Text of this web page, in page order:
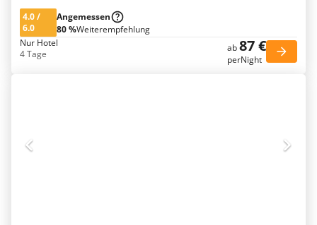
4.0/
6.0
Angemessen
80 %Weiterempfehlung
Nur Hotel
4 Tage
ab87 €
perNight